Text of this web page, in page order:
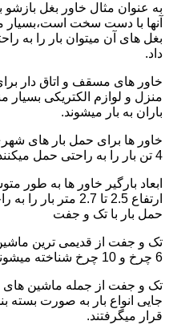
به عنوان مثال خاور بغل
آنها با دست سخت است،بسیار
بغل های آن میتوان بار را به
داد.
خاور های مسقف و اتاق دار
منزل و لوازم الکتریکی بسیار
باران به بار میشوند.
خاور ها برای حمل بار های
4 تن بار را به راحتی حمل میکنند.
ارتفاع 2.5 تا 2.7 متر بار را به راحتی میتوان روی آنها قرار داد.
حمل بار با تک و جفت
تک و جفت از قدیمی ترین
6 چرخ و 10 چرخ شناخته میشوند.
تک و جفت از جمله ماشین های
جایی انواع بار به صورت بسته
قرار میگرفتند.